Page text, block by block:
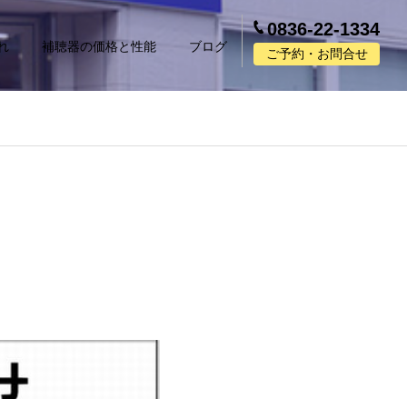
補聴器の価格と性能 ブログ
0836-22-1334
ご予約・お問合せ